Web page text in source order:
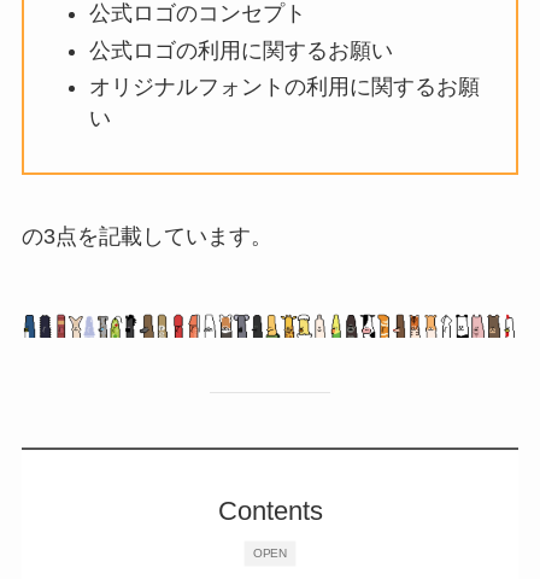
公式ロゴのコンセプト
公式ロゴの利用に関するお願い
オリジナルフォントの利用に関するお願
い
の3点を記載しています。
OPEN
Contents